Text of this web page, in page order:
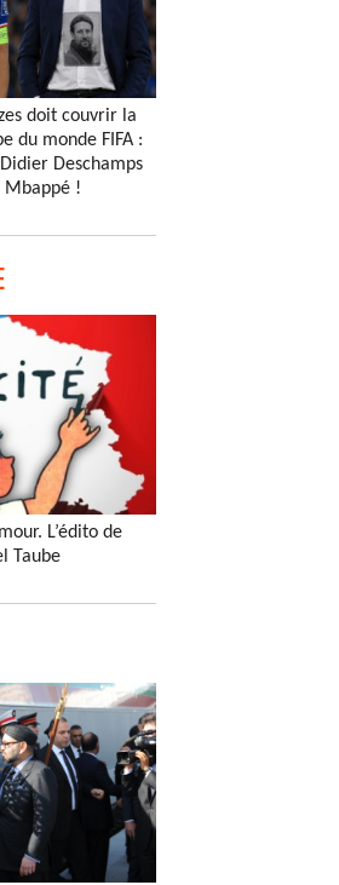
doit couvrir la
du monde FIFA :
Deschamps
Mbappé !
L’édito de
Taube